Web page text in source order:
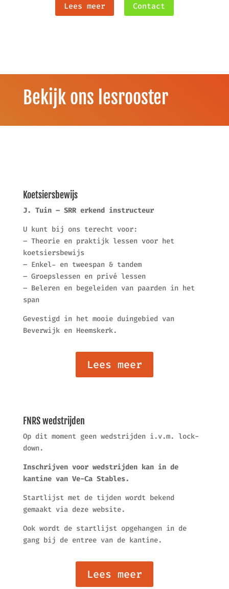
Lees meer Contact
Bekijk ons lesrooster
Koetsiersbewijs
J. Tuin – SRR erkend instructeur
U kunt bij ons terecht voor:
– Theorie en praktijk lessen voor het
koetsiersbewijs
– Enkel- en tweespan & tandem
– Groepslessen en privé lessen
– Beleren en begeleiden van paarden in het
span
Gevestigd in het mooie duingebied van
Beverwijk en Heemskerk.
Lees meer
FNRS wedstrijden
Op dit moment geen wedstrijden i.v.m. lock-
down.
Inschrijven voor wedstrijden kan in de
kantine van Ve-Ca Stables.
Startlijst met de tijden wordt bekend
gemaakt via deze website.
Ook wordt de startlijst opgehangen in de
gang bij de entree van de kantine.
Lees meer